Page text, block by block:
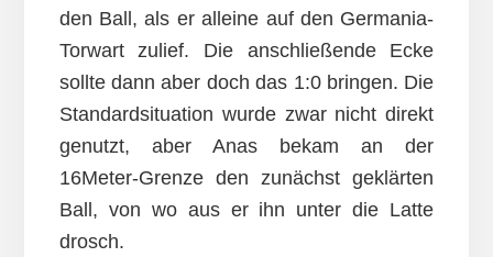
den Ball, als er alleine auf den Germania-
Torwart zulief. Die anschließende Ecke
sollte dann aber doch das 1:0 bringen. Die
Standardsituation wurde zwar nicht direkt
genutzt, aber Anas bekam an der
16Meter-Grenze den zunächst geklärten
Ball, von wo aus er ihn unter die Latte
drosch.